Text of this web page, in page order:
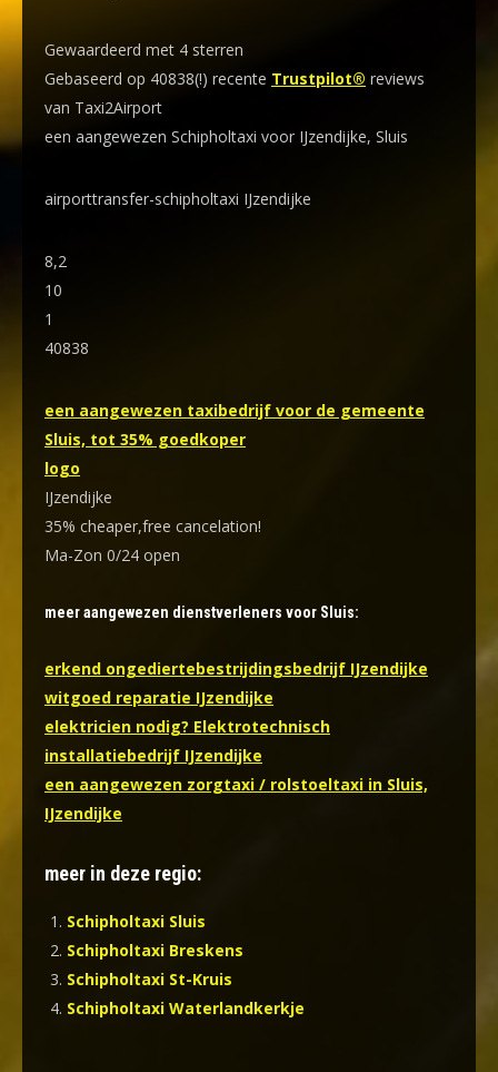
Gewaardeerd met 4 sterren
Gebaseerd op 40838(!) recente Trustpilot® reviews
van Taxi2Airport
een aangewezen Schipholtaxi voor IJzendijke, Sluis
airporttransfer-schipholtaxi IJzendijke
8,2
10
1
40838
een aangewezen taxibedrijf voor de gemeente
Sluis, tot 35% goedkoper
logo
IJzendijke
35% cheaper,free cancelation!
Ma-Zon 0/24 open
meer aangewezen dienstverleners voor Sluis:
erkend ongediertebestrijdingsbedrijf IJzendijke
witgoed reparatie IJzendijke
elektricien nodig? Elektrotechnisch
installatiebedrijf IJzendijke
een aangewezen zorgtaxi / rolstoeltaxi in Sluis,
IJzendijke
meer in deze regio:
Schipholtaxi Sluis
Schipholtaxi Breskens
Schipholtaxi St-Kruis
Schipholtaxi Waterlandkerkje